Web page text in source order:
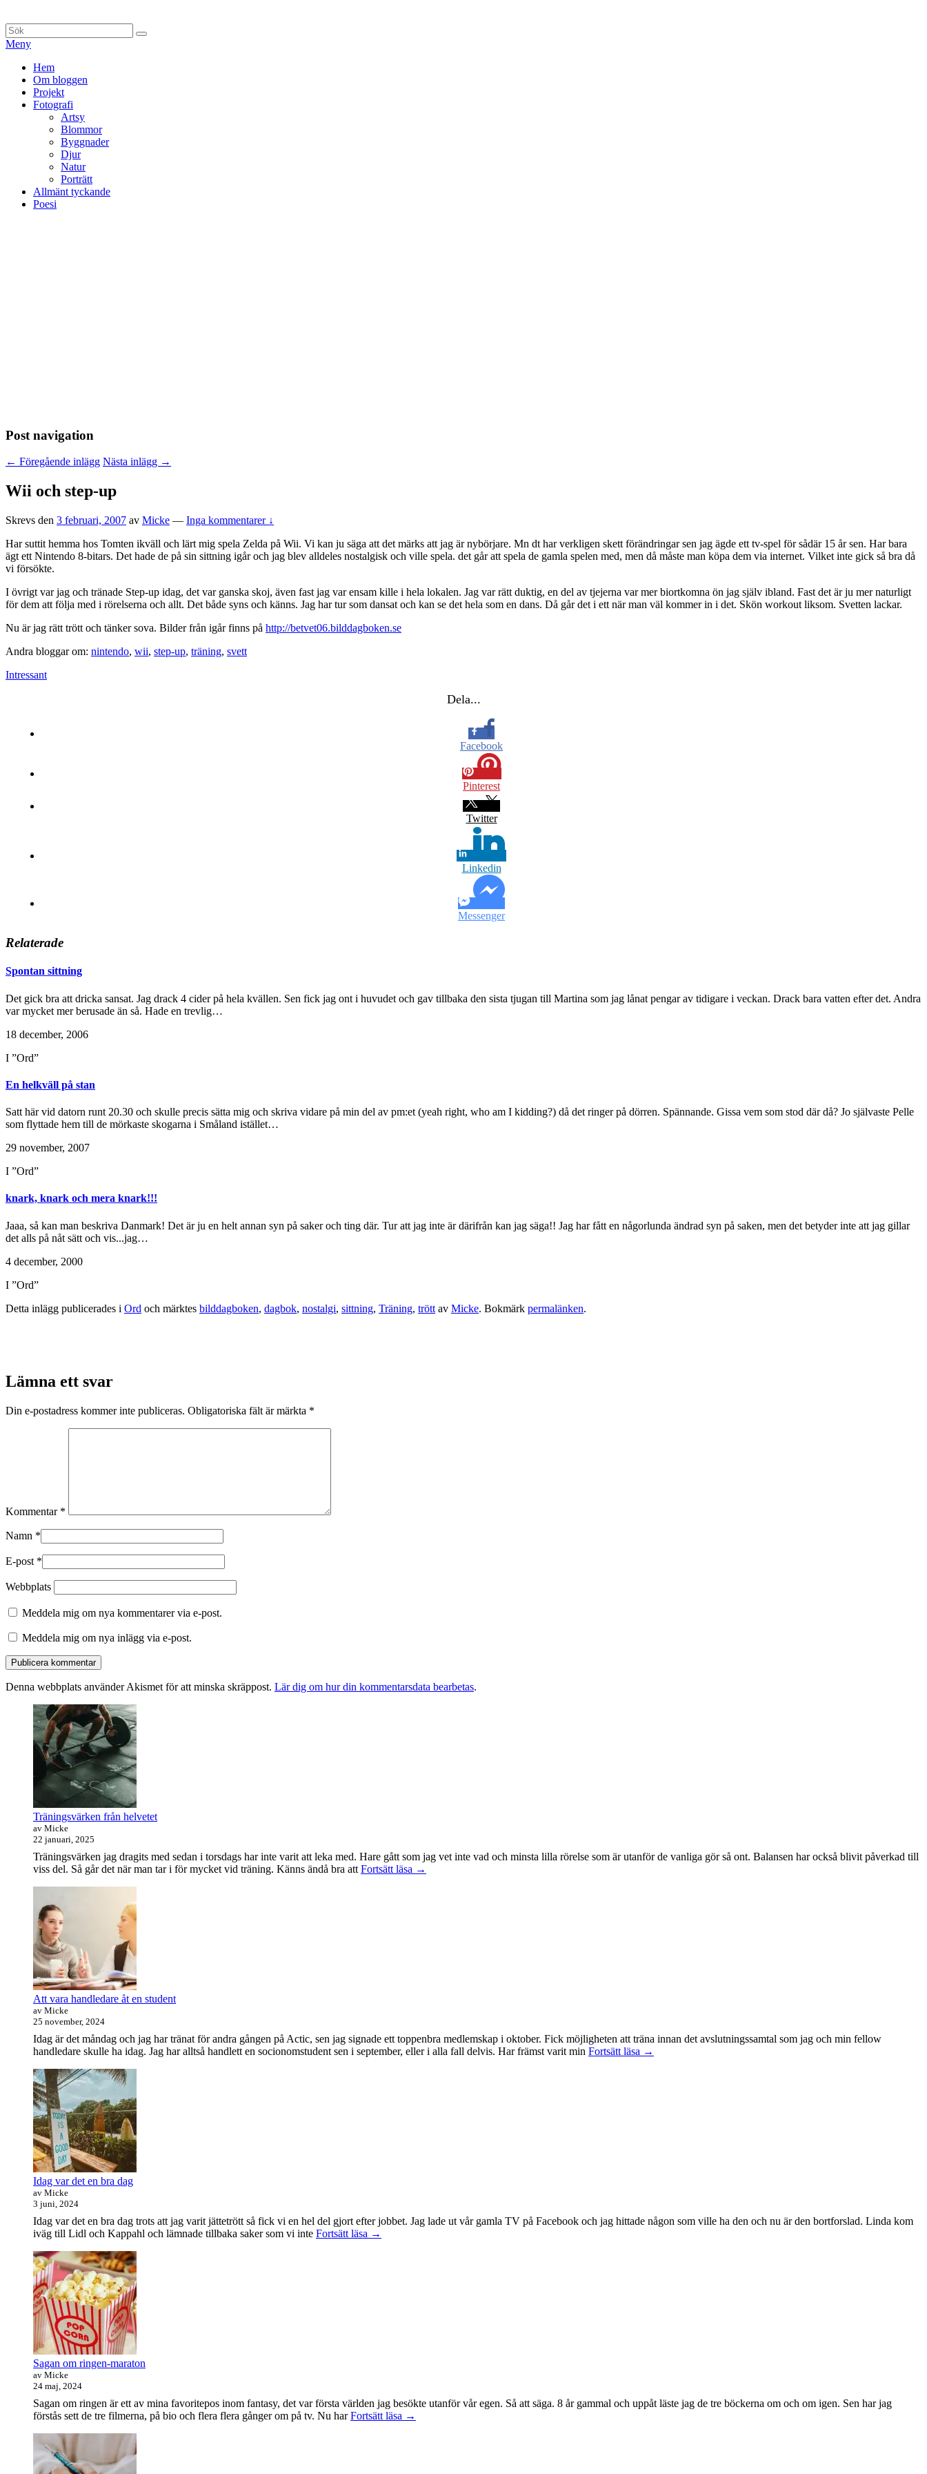
till
innehåll
Sök
efter:
Sök
Meny
Primär
meny
Hem
Om bloggen
Projekt
Fotografi
Artsy
Blommor
Byggnader
Djur
Natur
Porträtt
Allmänt tyckande
Poesi
Post navigation
← Föregående inlägg Nästa inlägg →
Wii och step-up
Skrevs den 3 februari, 2007 av Micke — Inga kommentarer ↓
Har suttit hemma hos Tomten ikväll och lärt mig spela Zelda på Wii. Vi kan ju säga att det märks att jag är nybörjare. Mn dt har verkligen skett förändringar sen jag ägde ett tv-spel för sådär 15 år sen. Har bara
ägt ett Nintendo 8-bitars. Det hade de på sin sittning igår och jag blev alldeles nostalgisk och ville spela. det går att spela de gamla spelen med, men då måste man köpa dem via internet. Vilket inte gick så bra då
vi försökte.
I övrigt var jag och tränade Step-up idag, det var ganska skoj, även fast jag var ensam kille i hela lokalen. Jag var rätt duktig, en del av tjejerna var mer biortkomna ön jag själv ibland. Fast det är ju mer naturligt
för dem att följa med i rörelserna och allt. Det både syns och känns. Jag har tur som dansat och kan se det hela som en dans. Då går det i ett när man väl kommer in i det. Skön workout liksom. Svetten lackar.
Nu är jag rätt trött och tänker sova. Bilder från igår finns på http://betvet06.bilddagboken.se
Andra bloggar om: nintendo, wii, step-up, träning, svett
Intressant
Dela...
Facebook
Pinterest
Twitter
Linkedin
Messenger
Relaterade
Spontan sittning
Det gick bra att dricka sansat. Jag drack 4 cider på hela kvällen. Sen fick jag ont i huvudet och gav tillbaka den sista tjugan till Martina som jag lånat pengar av tidigare i veckan. Drack bara vatten efter det. Andra
var mycket mer berusade än så. Hade en trevlig…
18 december, 2006
I ”Ord”
En helkväll på stan
Satt här vid datorn runt 20.30 och skulle precis sätta mig och skriva vidare på min del av pm:et (yeah right, who am I kidding?) då det ringer på dörren. Spännande. Gissa vem som stod där då? Jo självaste Pelle
som flyttade hem till de mörkaste skogarna i Småland istället…
29 november, 2007
I ”Ord”
knark, knark och mera knark!!!
Jaaa, så kan man beskriva Danmark! Det är ju en helt annan syn på saker och ting där. Tur att jag inte är därifrån kan jag säga!! Jag har fått en någorlunda ändrad syn på saken, men det betyder inte att jag gillar
det alls på nåt sätt och vis...jag…
4 december, 2000
I ”Ord”
Detta inlägg publicerades i Ord och märktes bilddagboken, dagbok, nostalgi, sittning, Träning, trött av Micke. Bokmärk permalänken.
Lämna ett svar
Din e-postadress kommer inte publiceras. Obligatoriska fält är märkta *
Kommentar *
Namn *
E-post *
Webbplats
Meddela mig om nya kommentarer via e-post.
Meddela mig om nya inlägg via e-post.
Denna webbplats använder Akismet för att minska skräppost. Lär dig om hur din kommentarsdata bearbetas.
Primära
sidofältet
Widget
område
Träningsvärken från helvetet
av Micke
22 januari, 2025
Träningsvärken jag dragits med sedan i torsdags har inte varit att leka med. Hare gått som jag vet inte vad och minsta lilla rörelse som är utanför de vanliga gör så ont. Balansen har också blivit påverkad till
viss del. Så går det när man tar i för mycket vid träning. Känns ändå bra att Fortsätt läsa Träningsvärken
→
Att vara handledare åt en student
av Micke
25 november, 2024
Idag är det måndag och jag har tränat för andra gången på Actic, sen jag signade ett toppenbra medlemskap i oktober. Fick möjligheten att träna innan det avslutningssamtal som jag och min fellow
handledare skulle ha idag. Jag har alltså handlett en socionomstudent sen i september, eller i alla fall delvis. Har främst varit min Fortsätt läsa Att
→
Idag var det en bra dag
av Micke
3 juni, 2024
Idag var det en bra dag trots att jag varit jättetrött så fick vi en hel del gjort efter jobbet. Jag lade ut vår gamla TV på Facebook och jag hittade någon som ville ha den och nu är den bortforslad. Linda kom
iväg till Lidl och Kappahl och lämnade tillbaka saker som vi inte Fortsätt läsa Idag
→
Sagan om ringen-maraton
av Micke
24 maj, 2024
Sagan om ringen är ett av mina favoritepos inom fantasy, det var första världen jag besökte utanför vår egen. Så att säga. 8 år gammal och uppåt läste jag de tre böckerna om och om igen. Sen har jag
förstås sett de tre filmerna, på bio och flera flera gånger om på tv. Nu harFortsätt läsa Sagan
→